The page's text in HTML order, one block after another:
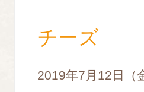
チーズ
2019年7月12日（